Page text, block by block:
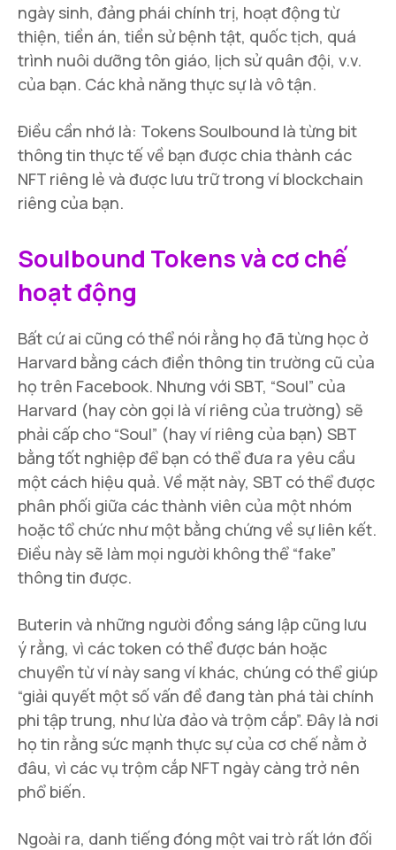
ngày sinh, đảng phái chính trị, hoạt động từ
thiện, tiền án, tiền sử bệnh tật, quốc tịch, quá
trình nuôi dưỡng tôn giáo, lịch sử quân đội, v.v.
của bạn. Các khả năng thực sự là vô tận.
Điều cần nhớ là: Tokens Soulbound là từng bit
thông tin thực tế về bạn được chia thành các
NFT riêng lẻ và được lưu trữ trong ví blockchain
riêng của bạn.
Soulbound Tokens và cơ chế
hoạt động
Bất cứ ai cũng có thể nói rằng họ đã từng học ở
Harvard bằng cách điền thông tin trường cũ của
họ trên Facebook. Nhưng với SBT, “Soul” của
Harvard (hay còn gọi là ví riêng của trường) sẽ
phải cấp cho “Soul” (hay ví riêng của bạn) SBT
bằng tốt nghiệp để bạn có thể đưa ra yêu cầu
một cách hiệu quả. Về mặt này, SBT có thể được
phân phối giữa các thành viên của một nhóm
hoặc tổ chức như một bằng chứng về sự liên kết.
Điều này sẽ làm mọi người không thể “fake”
thông tin được.
Buterin và những người đồng sáng lập cũng lưu
ý rằng, vì các token có thể được bán hoặc
chuyển từ ví này sang ví khác, chúng có thể giúp
“giải quyết một số vấn đề đang tàn phá tài chính
phi tập trung, như lừa đảo và trộm cắp”. Đây là nơi
họ tin rằng sức mạnh thực sự của cơ chế nằm ở
đâu, vì các vụ trộm cắp NFT ngày càng trở nên
phổ biến.
Ngoài ra, danh tiếng đóng một vai trò rất lớn đối